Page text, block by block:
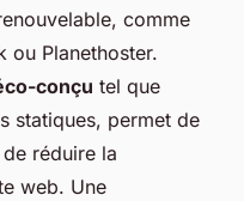
comme
ou Planethoster.
conçu tel que
statiques, permet de
réduire la
web. Une